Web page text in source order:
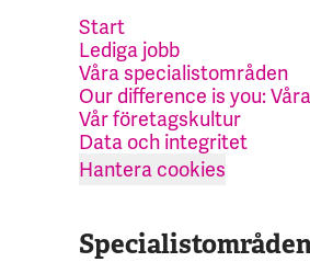
Start
Lediga jobb
Våra specialistområden
Our difference is you:
Vår företagskultur
Data och integritet
Hantera cookies